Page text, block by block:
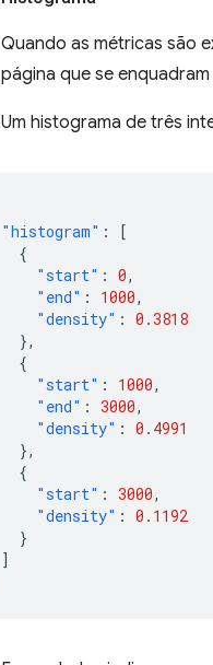
Quando as métricas são
página que se
Um histograma de três
"histogram" :
[
{
"start" : 0,
"end" : 1000,
"density" : 0.3818
},
{
"start" : 1000,
"end" : 3000,
"density" : 0.4991
},
{
"start" : 3000,
"density" : 0.1192
}
]